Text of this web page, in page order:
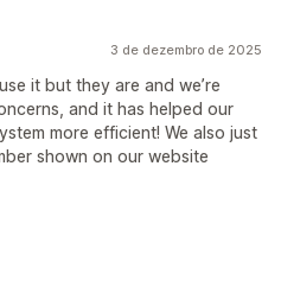
3 de dezembro de 2025
it but they are and we’re
and it has helped our
more efficient! We also just
shown on our website